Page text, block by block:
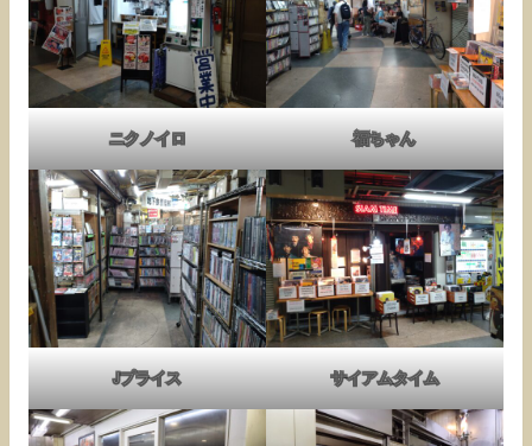
ニクノイロ 福ちゃん
Jプライス サイアムタイム